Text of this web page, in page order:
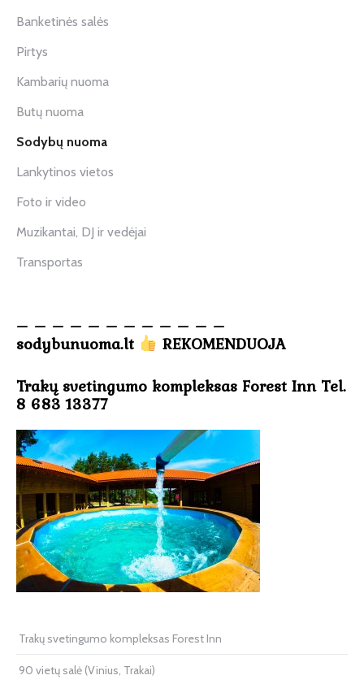
Banketinės salės
Pirtys
Kambarių nuoma
Butų nuoma
Sodybų nuoma
Lankytinos vietos
Foto ir video
Muzikantai, DJ ir vedėjai
Transportas
– – – – – – – – – – – –
sodybunuoma.lt
REKOMENDUOJA
Trakų svetingumo kompleksas Forest Inn Tel.
8 683 13377
Trakų svetingumo kompleksas Forest Inn
90 vietų salė (Vinius, Trakai)